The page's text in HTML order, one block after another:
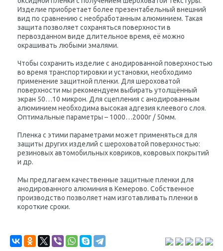
Изделие приобретает более презентабельный внешний
вид по сравнению с необработанным алюминием. Такая
защита позволяет сохраняться поверхности в
первозданном виде длительное время, её можно
окрашивать любыми эмалями.
Чтобы сохранить изделие с анодированной поверхностью
во время транспортировки и установки, необходимо
применение защитной пленки. Для шероховатой
поверхности мы рекомендуем выбирать утолщённый
экран 50…10 микрон. Для сцепления с анодированным
алюминием необходима высокая адгезия клеевого слоя.
Оптимальные параметры – 1000…2000г / 50мм.
Пленка с этими параметрами может применяться для
защиты других изделий с шероховатой поверхностью:
резиновых автомобильных ковриков, ковровых покрытий
и др.
Мы предлагаем качественные защитные пленки для
анодированного алюминия в Кемерово. Собственное
производство позволяет нам изготавливать пленки в
короткие сроки.